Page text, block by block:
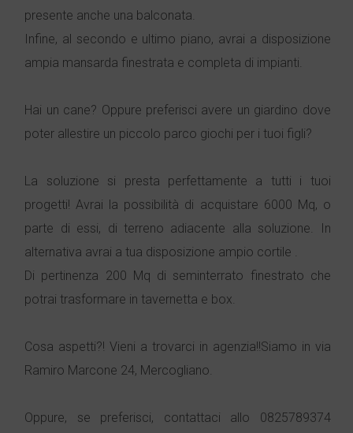
presente anche una balconata.
Infine, al secondo e ultimo piano, avrai a disposizione
ampia mansarda finestrata e completa di impianti.
Hai un cane? Oppure preferisci avere un giardino dove
poter allestire un piccolo parco giochi per i tuoi figli?
La soluzione si presta perfettamente a tutti i tuoi
progetti! Avrai la possibilità di acquistare 6000 Mq, o
parte di essi, di terreno adiacente alla soluzione. In
alternativa avrai a tua disposizione ampio cortile .
Di pertinenza 200 Mq di seminterrato finestrato che
potrai trasformare in tavernetta e box.
Cosa aspetti?! Vieni a trovarci in agenzia!!Siamo in via
Ramiro Marcone 24, Mercogliano.
Oppure, se preferisci, contattaci allo 0825789374